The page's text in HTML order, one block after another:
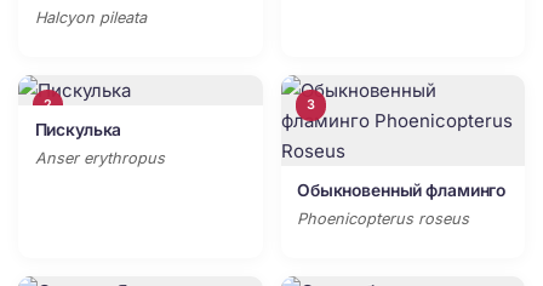
Halcyon pileata
2
Пискулька
Anser erythropus
3
Обыкновенный фламинго
Phoenicopterus roseus